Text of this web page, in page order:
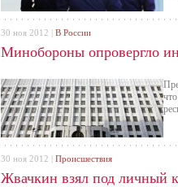
Минобороны опровергло
30 ноя 2012 | В России
Жвачкин взял под личный
30 ноя 2012 | Происшествия